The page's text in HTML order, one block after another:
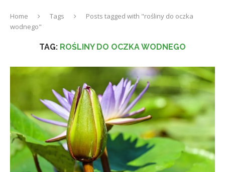
Home Tags
Posts tagged with "rośliny do oczka
wodnego"
TAG: ROŚLINY DO OCZKA WODNEGO